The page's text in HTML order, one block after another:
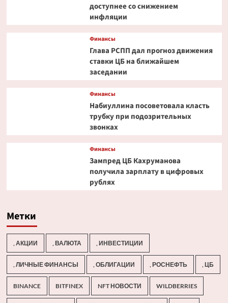
доступнее со снижением
инфляции
Финансы
Глава РСПП дал прогноз движения
ставки ЦБ на ближайшем
заседании
Финансы
Набиуллина посоветовала класть
трубку при подозрительных
звонках
Финансы
Зампред ЦБ Кахруманова
получила зарплату в цифровых
рублях
Метки
, АКЦИИ , ВАЛЮТА , ИНВЕСТИЦИИ
, ЛИЧНЫЕ ФИНАНСЫ , ОБЛИГАЦИИ , РОСНЕФТЬ , ЦБ
BINANCE BITFINEX NFT НОВОСТИ WILDBERRIES